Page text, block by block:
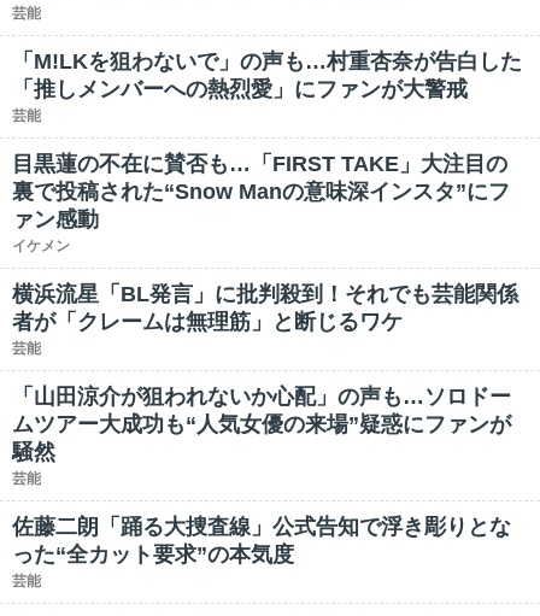
芸能
「M!LKを狙わないで」の声も…村重杏奈が告白した
「推しメンバーへの熱烈愛」にファンが大警戒
芸能
目黒蓮の不在に賛否も…「FIRST TAKE」大注目の
裏で投稿された“Snow Manの意味深インスタ”にフ
ァン感動
イケメン
横浜流星「BL発言」に批判殺到！それでも芸能関係
者が「クレームは無理筋」と断じるワケ
芸能
「山田涼介が狙われないか心配」の声も…ソロドー
ムツアー大成功も“人気女優の来場”疑惑にファンが
騒然
芸能
佐藤二朗「踊る大捜査線」公式告知で浮き彫りとな
った“全カット要求”の本気度
芸能